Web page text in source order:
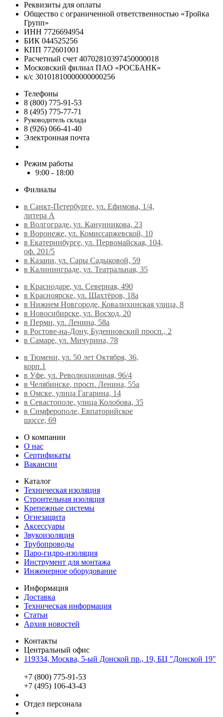
Реквизиты для оплаты
Общество с ограниченной ответственностью «Тройка
Групп»
ИНН 7726694954
БИК 044525256
КПП 772601001
Расчетный счет 40702810397450000018
Московский филиал ПАО «РОСБАНК»
к/с 30101810000000000256
Телефоны
8 (800) 775-91-53
8 (495) 775-77-71
Руководитель склада
8 (926) 066-41-40
Электронная почта
Режим работы
9:00 - 18:00
Филиалы
в Санкт-Петербурге, ул. Ефимова, 1/4,
литера А
в Волгограде, ул. Канунникова, 23
в Воронеже, ул. Комиссаржевской, 10
в Екатеринбурге, ул. Первомайская, 104,
оф. 201/5
в Казани, ул. Сары Садыковой, 59
в Калининграде, ул. Театральная, 35
в Краснодаре, ул. Северная, 490
в Красноярске, ул. Шахтёров, 18а
в Нижнем Новгороде, Ковалихинская улица, 8
в Новосибирске, ул. Восход, 20
в Перми, ул. Ленина, 58а
в Ростове-на-Дону, Буденновский просп., 2
в Самаре, ул. Мичурина, 78
в Тюмени, ул. 50 лет Октября, 36,
корп.1
в Уфе, ул. Революционная, 96/4
в Челябинске, просп. Ленина, 55а
в Омске, улица Гагарина, 14
в Севастополе, улица Колобова, 35
в Симферополе, Евпаторийское
шоссе, 69
О компании
О нас
Сертификаты
Вакансии
Каталог
Техническая изоляция
Строительная изоляция
Крепежные системы
Огнезащита
Аксессуары
Звукоизоляция
Трубопроводы
Паро-гидро-изоляция
Инструмент для монтажа
Инженерное оборудование
Информация
Доставка
Техническая информация
Статьи
Архив новостей
Контакты
Центральный офис
119334, Москва, 5-ый Донской пр., 19, БЦ "Донской 19"
+7 (800) 775-91-53
+7 (495) 106-43-43
Отдел персонала